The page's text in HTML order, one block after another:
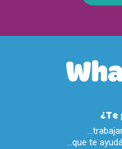
¿Te
…que te